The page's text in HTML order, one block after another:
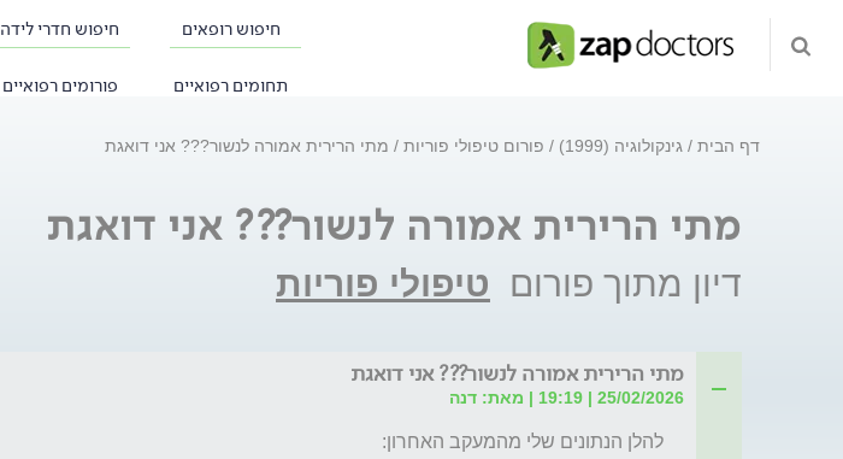
חיפוש רופאים חיפוש חדרי לידה
תחומים רפואיים פורומים רפואיים
דף הבית גינקולוגיה (1999) פורום טיפולי פוריות מתי הרירית אמורה לנשור??? אני דואגת
מתי הרירית אמורה לנשור??? אני דואגת
דיון מתוך פורום טיפולי פוריות
מתי הרירית אמורה לנשור??? אני דואגת
25/02/2026 | 19:19 | מאת: דנה